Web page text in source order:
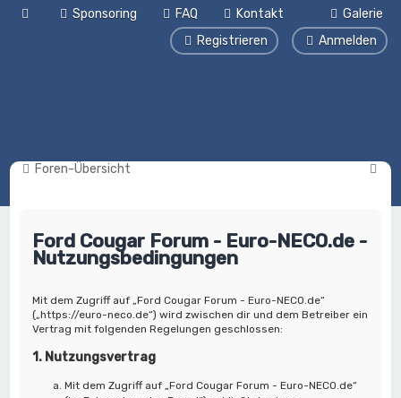
Galerie
Sponsoring FAQ
Kontakt
Anmelden
Registrieren
Foren-Übersicht
S
Ford Cougar Forum - Euro-NECO.de -
Nutzungsbedingungen
Mit dem Zugriff auf „Ford Cougar Forum - Euro-NECO.de“
(„https://euro-neco.de“) wird zwischen dir und dem Betreiber ein
Vertrag mit folgenden Regelungen geschlossen:
1. Nutzungsvertrag
Mit dem Zugriff auf „Ford Cougar Forum - Euro-NECO.de“